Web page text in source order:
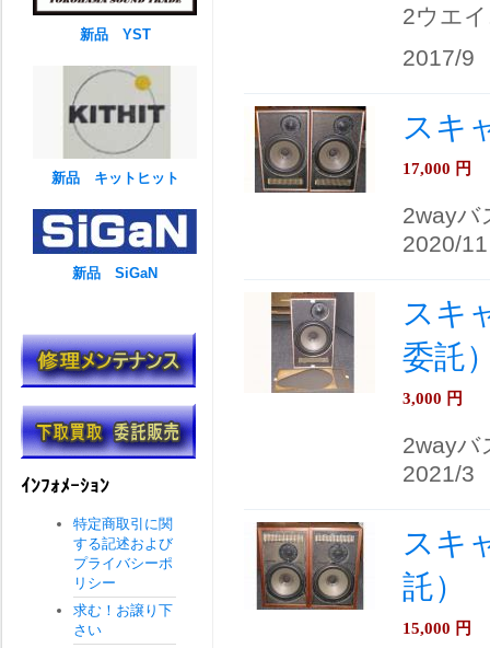
2ウエ
2017/9
スキ
17,000 円
2wayバ
2020/11
スキ
委託
3,000 円
2wayバ
2021/3
スキ
託）
15,000 円
新品 YST
新品 キットヒット
新品 SiGaN
ｲﾝﾌｫﾒｰｼｮﾝ
特定商取引に関
する記述および
プライバシーポ
リシー
求む！お譲り下
さい